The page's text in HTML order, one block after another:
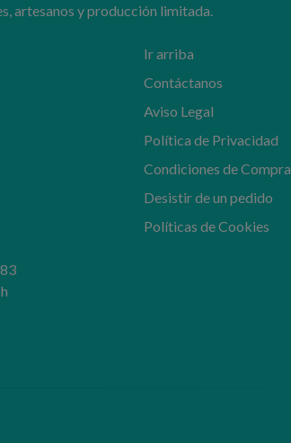
artesanos y producción limitada.
Ir arriba
Contáctanos
Aviso Legal
Política de Privacidad
Condiciones de Compra
Desistir de un pedido
Políticas de Cookies